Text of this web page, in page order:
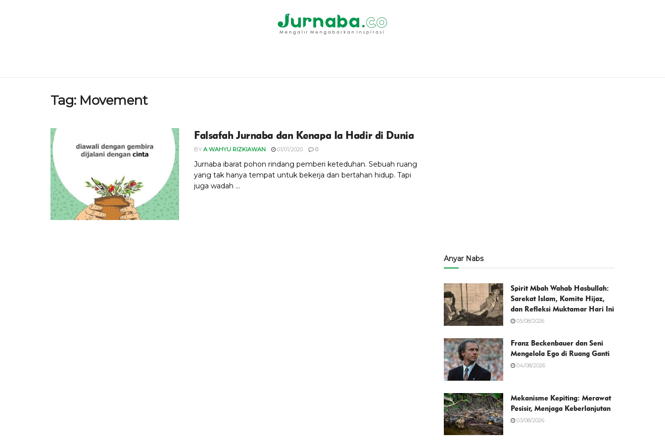
Tag: Movement
Falsafah Jurnaba dan Kenapa Ia Hadir di Dunia
BY A WAHYU RIZKIAWAN 01/01/2020 0
Jurnaba ibarat pohon rindang pemberi keteduhan. Sebuah ruang
yang tak hanya tempat untuk bekerja dan bertahan hidup. Tapi
juga wadah ...
Anyar Nabs
Spirit Mbah Wahab Hasbullah:
Sarekat Islam, Komite Hijaz,
dan Refleksi Muktamar Hari Ini
05/08/2026
Franz Beckenbauer dan Seni
Mengelola Ego di Ruang Ganti
04/08/2026
Mekanisme Kepiting: Merawat
Pesisir, Menjaga Keberlanjutan
03/08/2026